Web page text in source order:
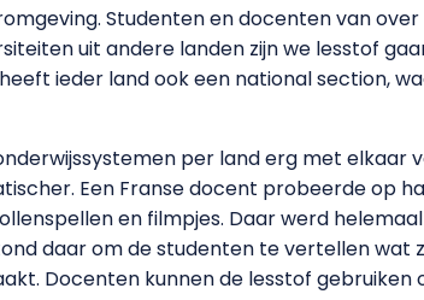
Studenten en docenten van
uit andere landen zijn we lesstof
ieder land ook een national section,
per land erg met elkaar
Een Franse docent probeerde op
en filmpjes. Daar werd
daar om de studenten te vertellen wat
Docenten kunnen de lesstof gebruiken